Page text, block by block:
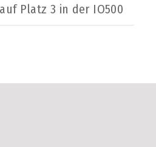
Platz 3 in der IO500